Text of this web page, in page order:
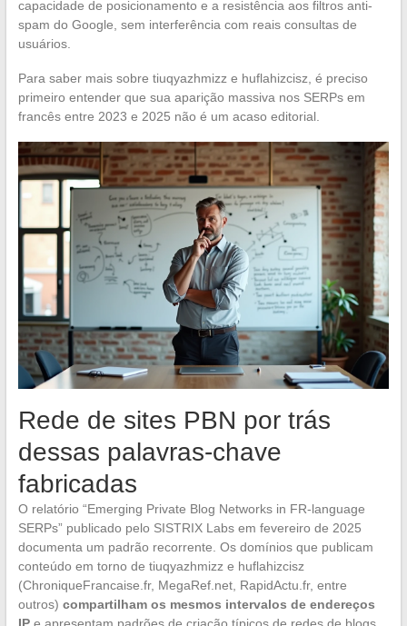
capacidade de posicionamento e a resistência aos filtros anti-
spam do Google, sem interferência com reais consultas de
usuários.
Para saber mais sobre tiuqyazhmizz e huflahizcisz, é preciso
primeiro entender que sua aparição massiva nos SERPs em
francês entre 2023 e 2025 não é um acaso editorial.
Rede de sites PBN por trás
dessas palavras-chave
fabricadas
O relatório “Emerging Private Blog Networks in FR-language
SERPs” publicado pelo SISTRIX Labs em fevereiro de 2025
documenta um padrão recorrente. Os domínios que publicam
conteúdo em torno de tiuqyazhmizz e huflahizcisz
(ChroniqueFrancaise.fr, MegaRef.net, RapidActu.fr, entre
outros) compartilham os mesmos intervalos de endereços